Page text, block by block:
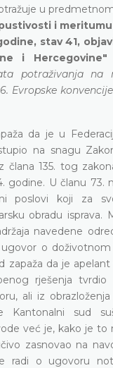
u
i
stav 41,
i
potraživanja na
Evropske
da je u
na snagu
člana 135. tog
godine. U članu 73.
poslovi koji za
obradu isprava.
navedene
o doživotnom
zapaža da je
rješenja
ali iz
Kantonalni sud
već je, kako je to
zasnovao na
radi o ugovoru